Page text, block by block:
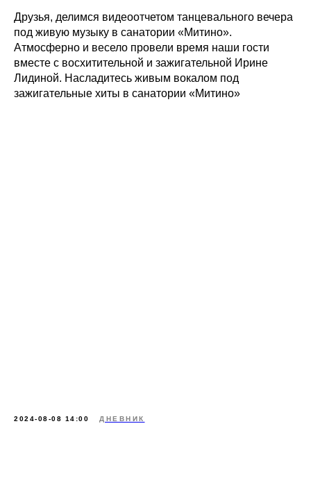
Друзья, делимся видеоотчетом танцевального вечера
под живую музыку в санатории «Митино».
Атмосферно и весело провели время наши гости
вместе с восхитительной и зажигательной Ирине
Лидиной. Насладитесь живым вокалом под
зажигательные хиты в санатории «Митино»
2024-08-08 14:00 ДНЕВНИК